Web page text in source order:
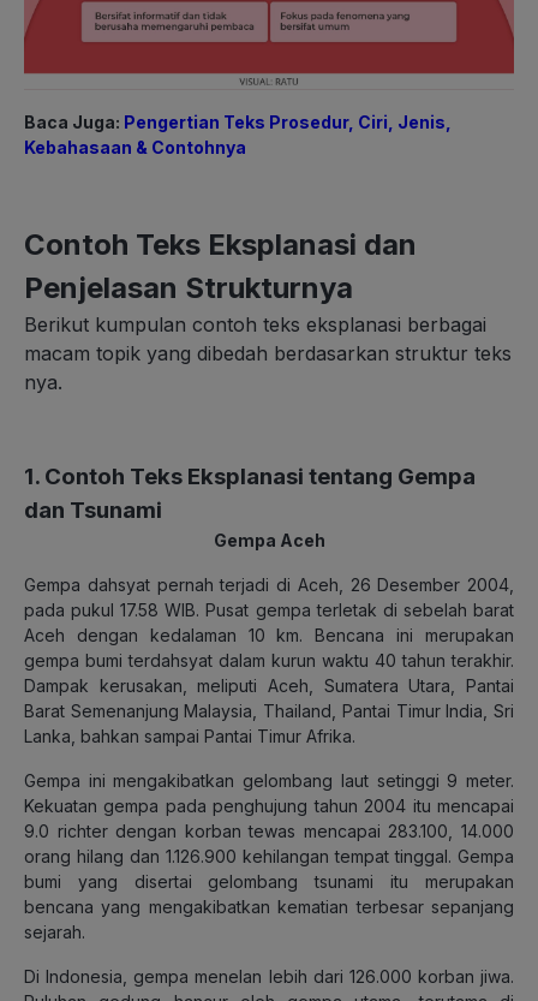
Baca Juga: Pengertian Teks Prosedur, Ciri, Jenis,
Kebahasaan & Contohnya
Contoh Teks Eksplanasi dan
Penjelasan Strukturnya
Berikut kumpulan contoh teks eksplanasi berbagai
macam topik yang dibedah berdasarkan struktur teks
nya.
1. Contoh Teks Eksplanasi tentang Gempa
dan Tsunami
Gempa Aceh
Gempa dahsyat pernah terjadi di Aceh, 26 Desember 2004,
pada pukul 17.58 WIB. Pusat gempa terletak di sebelah barat
Aceh dengan kedalaman 10 km. Bencana ini merupakan
gempa bumi terdahsyat dalam kurun waktu 40 tahun terakhir.
Dampak kerusakan, meliputi Aceh, Sumatera Utara, Pantai
Barat Semenanjung Malaysia, Thailand, Pantai Timur India, Sri
Lanka, bahkan sampai Pantai Timur Afrika.
Gempa ini mengakibatkan gelombang laut setinggi 9 meter.
Kekuatan gempa pada penghujung tahun 2004 itu mencapai
9.0 richter dengan korban tewas mencapai 283.100, 14.000
orang hilang dan 1.126.900 kehilangan tempat tinggal. Gempa
bumi yang disertai gelombang tsunami itu merupakan
bencana yang mengakibatkan kematian terbesar sepanjang
sejarah.
Di Indonesia, gempa menelan lebih dari 126.000 korban jiwa.